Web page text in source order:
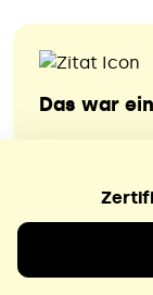
Das war
vielleicht
nicht mehr